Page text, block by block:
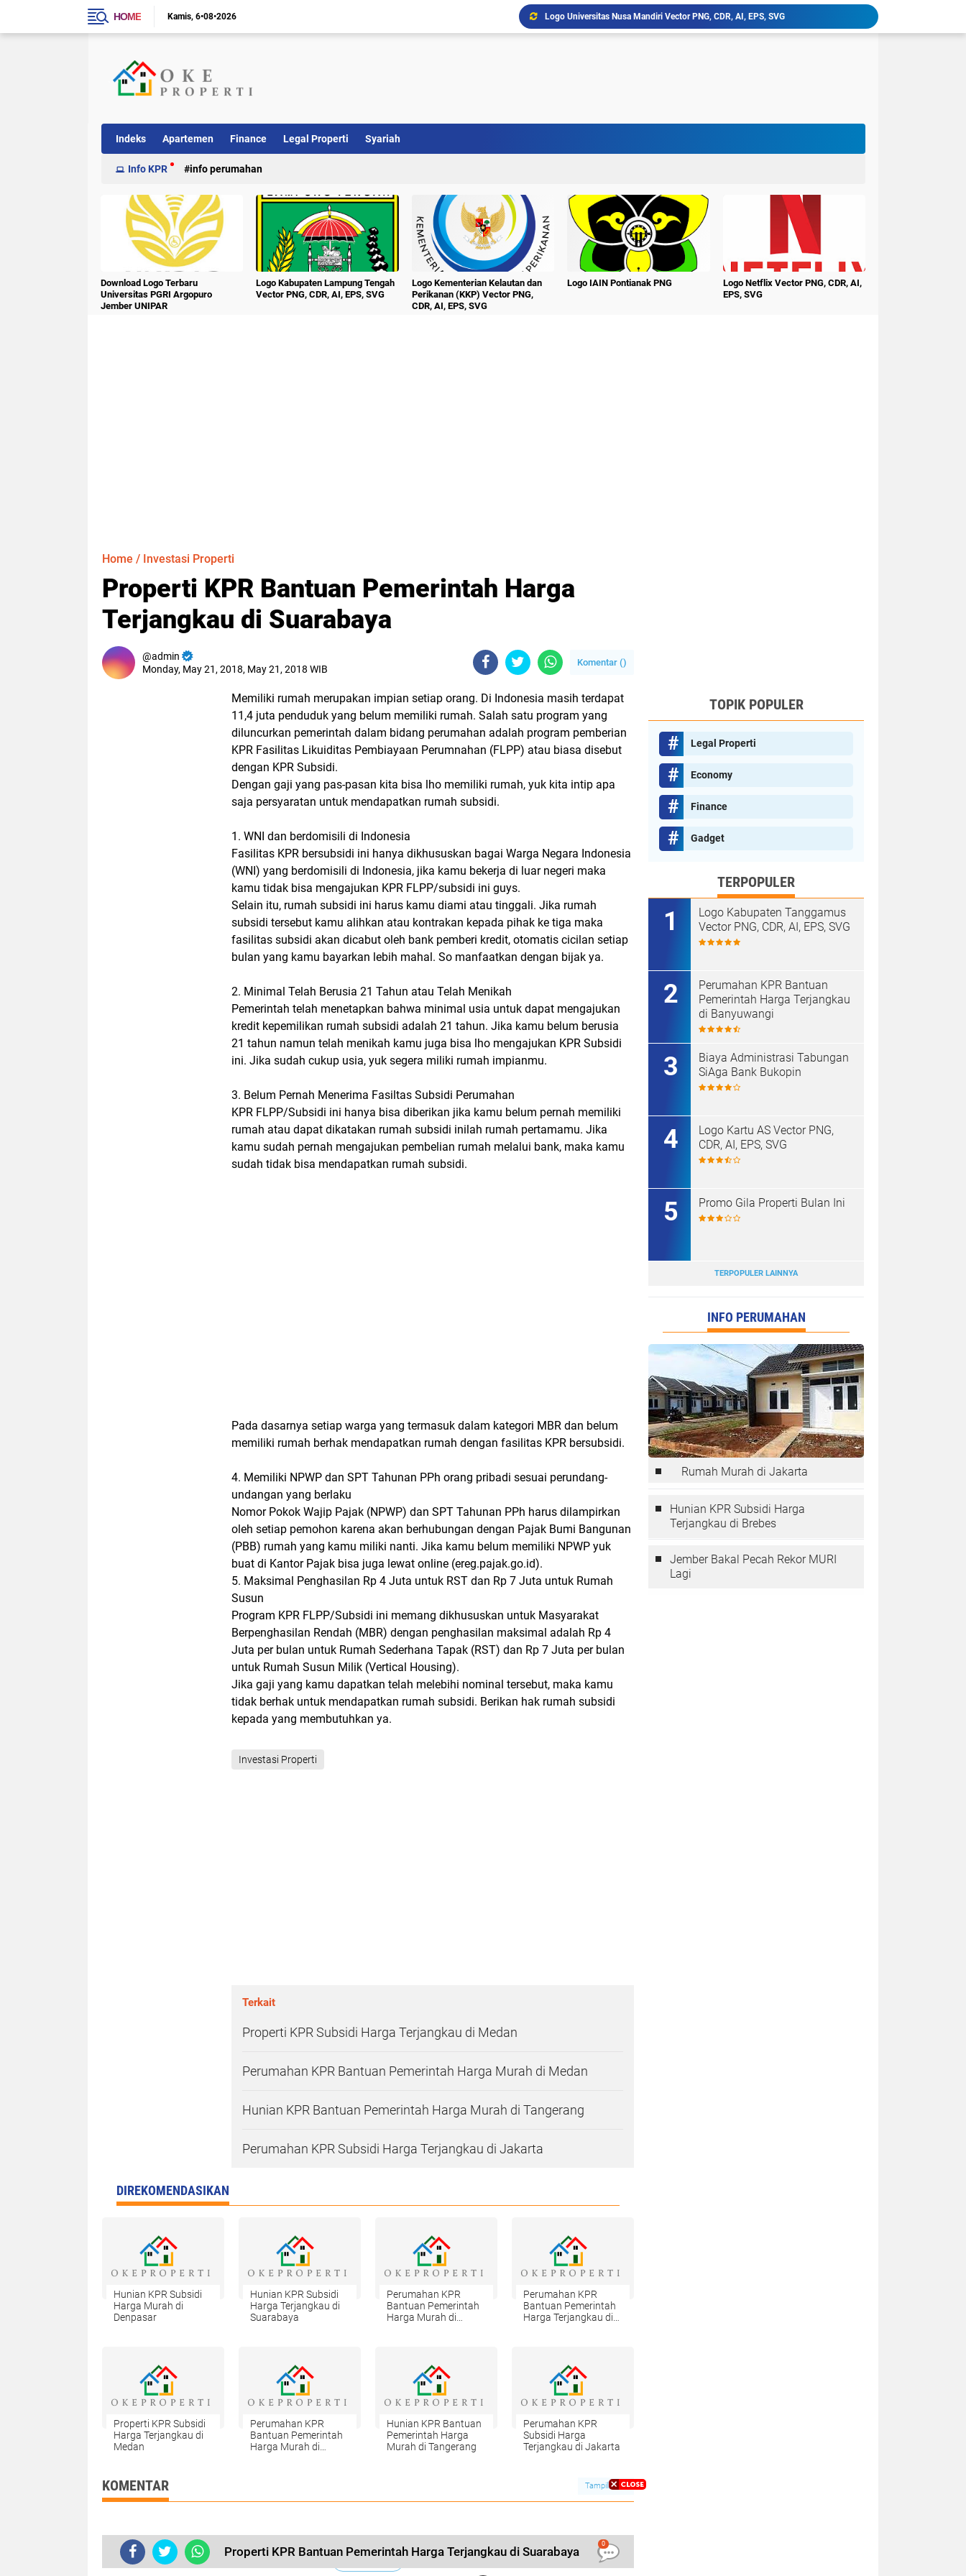
HOME Kamis 6•08•2026
Logo Universitas Nusa Mandiri Vector PNG, CDR, AI, EPS, SVG
Logo Kabupaten Barito Selatan, Klik Vector PNG, CDR, AI, EPS, SVG
Logo Universitas Pesantren Darululum UNIPDU Jombang PNG
Indeks Apartemen Finance Legal Properti Syariah
Info KPR info perumahan
Download Logo Terbaru
Universitas PGRI Argopuro
Jember UNIPAR
Logo Kabupaten Lampung Tengah
Vector PNG, CDR, AI, EPS, SVG
Logo Kementerian Kelautan dan
Perikanan (KKP) Vector PNG,
CDR, AI, EPS, SVG
Logo IAIN Pontianak PNG
Logo Netflix Vector PNG, CDR, AI,
EPS, SVG
Home / Investasi Properti
Properti KPR Bantuan Pemerintah Harga
Terjangkau di Suarabaya
admin
Monday, May 21, 2018, May 21, 2018 WIB
Komentar ()
Memiliki rumah merupakan impian setiap orang. Di Indonesia masih terdapat
11,4 juta penduduk yang belum memiliki rumah. Salah satu program yang
diluncurkan pemerintah dalam bidang perumahan adalah program pemberian
KPR Fasilitas Likuiditas Pembiayaan Perumnahan (FLPP) atau biasa disebut
dengan KPR Subsidi.
Dengan gaji yang pas-pasan kita bisa lho memiliki rumah, yuk kita intip apa
saja persyaratan untuk mendapatkan rumah subsidi.
1. WNI dan berdomisili di Indonesia
Fasilitas KPR bersubsidi ini hanya dikhususkan bagai Warga Negara Indonesia
(WNI) yang berdomisili di Indonesia, jika kamu bekerja di luar negeri maka
kamu tidak bisa mengajukan KPR FLPP/subsidi ini guys.
Selain itu, rumah subsidi ini harus kamu diami atau tinggali. Jika rumah
subsidi tersebut kamu alihkan atau kontrakan kepada pihak ke tiga maka
fasilitas subsidi akan dicabut oleh bank pemberi kredit, otomatis cicilan setiap
bulan yang kamu bayarkan lebih mahal. So manfaatkan dengan bijak ya.
2. Minimal Telah Berusia 21 Tahun atau Telah Menikah
Pemerintah telah menetapkan bahwa minimal usia untuk dapat mengajukan
kredit kepemilikan rumah subsidi adalah 21 tahun. Jika kamu belum berusia
21 tahun namun telah menikah kamu juga bisa lho mengajukan KPR Subsidi
ini. Jika sudah cukup usia, yuk segera miliki rumah impianmu.
3. Belum Pernah Menerima Fasiltas Subsidi Perumahan
KPR FLPP/Subsidi ini hanya bisa diberikan jika kamu belum pernah memiliki
rumah atau dapat dikatakan rumah subsidi inilah rumah pertamamu. Jika
kamu sudah pernah mengajukan pembelian rumah melalui bank, maka kamu
sudah tidak bisa mendapatkan rumah subsidi.
Pada dasarnya setiap warga yang termasuk dalam kategori MBR dan belum
memiliki rumah berhak mendapatkan rumah dengan fasilitas KPR bersubsidi.
4. Memiliki NPWP dan SPT Tahunan PPh orang pribadi sesuai perundang-
undangan yang berlaku
Nomor Pokok Wajip Pajak (NPWP) dan SPT Tahunan PPh harus dilampirkan
oleh setiap pemohon karena akan berhubungan dengan Pajak Bumi Bangunan
(PBB) rumah yang kamu miliki nanti. Jika kamu belum memiliki NPWP yuk
buat di Kantor Pajak bisa juga lewat online (ereg.pajak.go.id).
5. Maksimal Penghasilan Rp 4 Juta untuk RST dan Rp 7 Juta untuk Rumah
Susun
Program KPR FLPP/Subsidi ini memang dikhususkan untuk Masyarakat
Berpenghasilan Rendah (MBR) dengan penghasilan maksimal adalah Rp 4
Juta per bulan untuk Rumah Sederhana Tapak (RST) dan Rp 7 Juta per bulan
untuk Rumah Susun Milik (Vertical Housing).
Jika gaji yang kamu dapatkan telah melebihi nominal tersebut, maka kamu
tidak berhak untuk mendapatkan rumah subsidi. Berikan hak rumah subsidi
kepada yang membutuhkan ya.
Investasi Properti
Terkait
Properti KPR Subsidi Harga Terjangkau di Medan
Perumahan KPR Bantuan Pemerintah Harga Murah di Medan
Hunian KPR Bantuan Pemerintah Harga Murah di Tangerang
Perumahan KPR Subsidi Harga Terjangkau di Jakarta
DIREKOMENDASIKAN
Hunian KPR Subsidi
Harga Murah di
Denpasar
Hunian KPR Subsidi
Harga Terjangkau di
Suarabaya
Perumahan KPR
Bantuan Pemerintah
Harga Murah di
Perumahan KPR
Bantuan Pemerintah
Harga Terjangkau di
Properti KPR Subsidi
Harga Terjangkau di
Medan
Perumahan KPR
Bantuan Pemerintah
Harga Murah di
Hunian KPR Bantuan
Pemerintah Harga
Murah di Tangerang
Perumahan KPR
Subsidi Harga
Terjangkau di Jakarta
KOMENTAR Tampilkan
Properti KPR Bantuan Pemerintah Harga Terjangkau di Suarabaya
0
TOPIK POPULER
Legal Properti
Economy
Finance
Gadget
TERPOPULER
Logo Kabupaten Tanggamus
Vector PNG, CDR, AI, EPS, SVG
Perumahan KPR Bantuan
Pemerintah Harga Terjangkau
di Banyuwangi
Biaya Administrasi Tabungan
SiAga Bank Bukopin
Logo Kartu AS Vector PNG,
CDR, AI, EPS, SVG
Promo Gila Properti Bulan Ini
TERPOPULER LAINNYA
INFO PERUMAHAN
Rumah Murah di Jakarta
Hunian KPR Subsidi Harga
Terjangkau di Brebes
Jember Bakal Pecah Rekor MURI
Lagi